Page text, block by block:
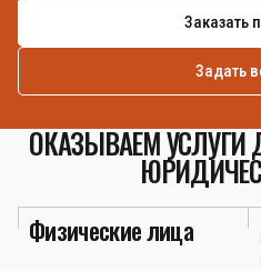
Заказать
Задать
ОКАЗЫВАЕМ
Физические лица